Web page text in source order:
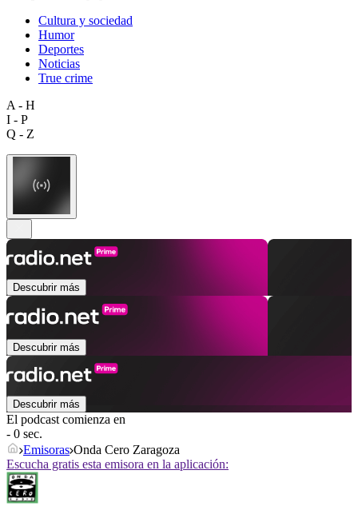
Cultura y sociedad
Humor
Deportes
Noticias
True crime
A - H
I - P
Q - Z
Descubrir más
Descubrir más
Descubrir más
El podcast comienza en
- 0 sec.
Emisoras Onda Cero Zaragoza
Escucha gratis esta emisora en la aplicación: